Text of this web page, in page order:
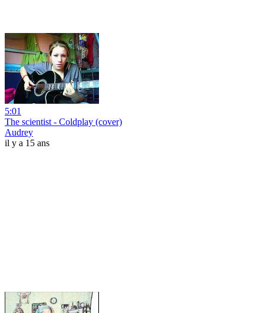
5:01
The scientist - Coldplay (cover)
Audrey
il y a 15 ans